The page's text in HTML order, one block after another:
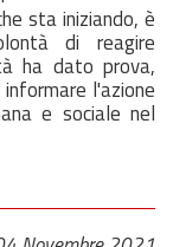
sta iniziando, è
di reagire
ha dato prova,
l'azione
e sociale nel